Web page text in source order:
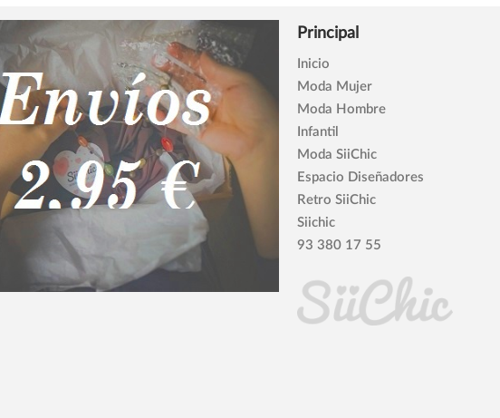
Principal
Inicio
Moda Mujer
Moda Hombre
Infantil
Moda SiiChic
Espacio Diseñadores
Retro SiiChic
Siichic
93 380 17 55